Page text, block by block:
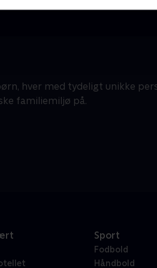
hver med tydeligt unikke
familiemiljø på.
Sport
Fodbold
Håndbold